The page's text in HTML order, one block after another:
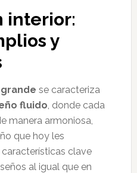
interior:
y
se caracteriza
fluido, donde cada
manera armoniosa,
que hoy les
clave
al igual que en